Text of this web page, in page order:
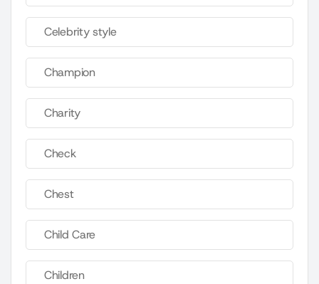
Celebrity style
Champion
Charity
Check
Chest
Child Care
Children